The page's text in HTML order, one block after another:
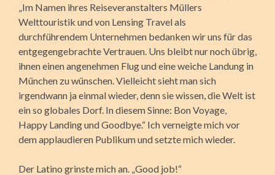
„Im Namen ihres Reiseveranstalters Müllers
Welttouristik und von Lensing Travel als
durchführendem Unternehmen bedanken wir uns für das
entgegengebrachte Vertrauen. Uns bleibt nur noch übrig,
ihnen einen angenehmen Flug und eine weiche Landung in
München zu wünschen. Vielleicht sieht man sich
irgendwann ja einmal wieder, denn sie wissen, die Welt ist
ein so globales Dorf. In diesem Sinne: Bon Voyage,
Happy Landing und Goodbye.“ Ich verneigte mich vor
dem applaudieren Publikum und setzte mich wieder.
Der Latino grinste mich an. „Good job!“